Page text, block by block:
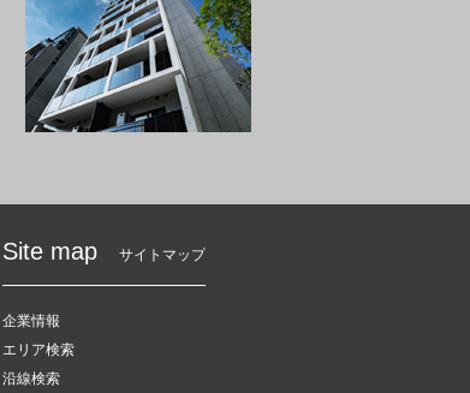
Site map サイトマップ
企業情報
エリア検索
沿線検索